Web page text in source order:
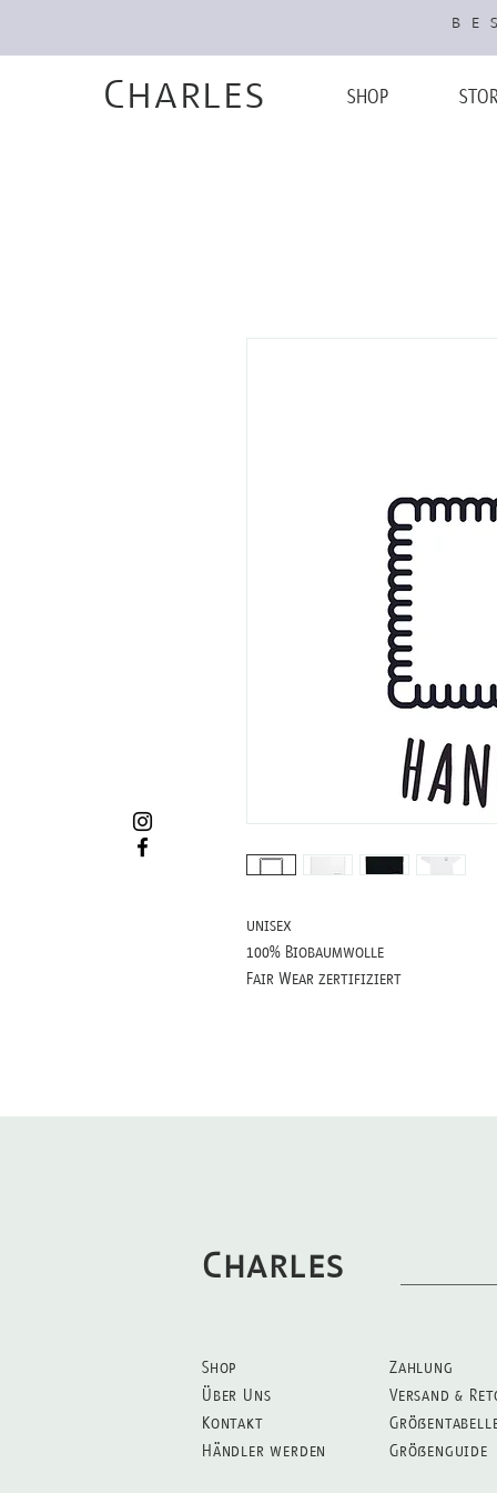
Charles SHOP
unisex
100% Biobaumwolle
Fair Wear zertifiziert
Charles
Shop
Über Uns
Kontakt
Händler werden
Zahlung
Versand &
Größenguide